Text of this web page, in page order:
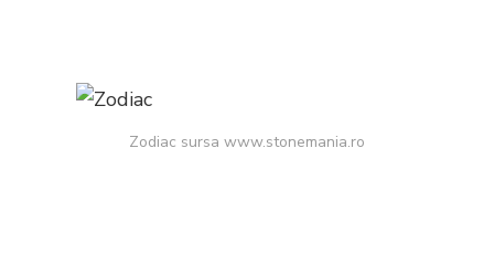
Zodiac sursa www.stonemania.ro